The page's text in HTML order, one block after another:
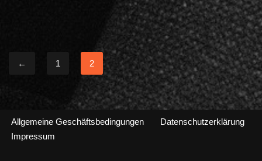
← 1 2
Allgemeine Geschäftsbedingungen
Datenschutzerklärung
Impressum